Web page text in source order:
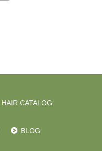
HAIR CATALOG
BLOG